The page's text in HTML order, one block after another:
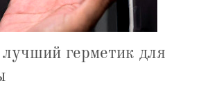
герметик для